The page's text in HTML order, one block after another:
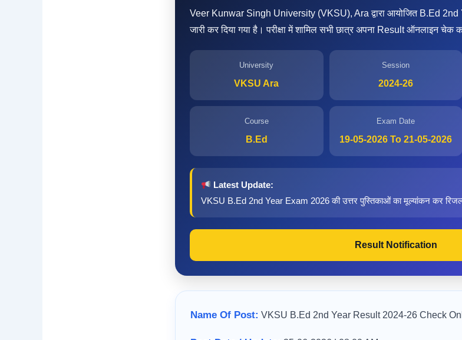
Veer Kunwar Singh University (VKSU), Ara द्वारा आयोजित B.Ed
जारी कर दिया गया है। परीक्षा में शामिल सभी छात्र अपना Result ऑनलाइन चेक
University
VKSU Ara
Session
2024-26
Course
B.Ed
Exam Date
19-05-2026 To 21-05-2026
Latest Update:
VKSU B.Ed 2nd Year Exam 2026 की उत्तर पुस्तिकाओं का मूल्यांकन कर रिजल्ट
Result Notification
Name Of Post: VKSU B.Ed 2nd Year Result 2024-26 Check